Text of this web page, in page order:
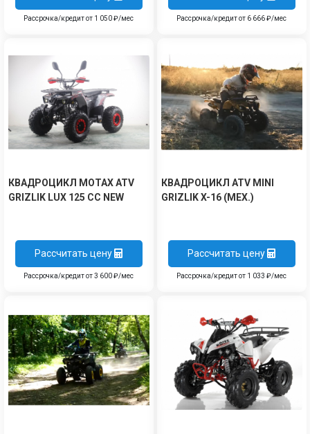
Рассрочка/кредит от 1 050 ₽/мес Рассрочка/кредит от 6 666 ₽/мес
КВАДРОЦИКЛ MOTAX ATV
GRIZLIK LUX 125 СС NEW
Рассчитать цену
Рассрочка/кредит от 3 600 ₽/мес
КВАДРОЦИКЛ ATV MINI
GRIZLIK X-16 (МЕХ.)
Рассчитать цену
Рассрочка/кредит от 1 033 ₽/мес